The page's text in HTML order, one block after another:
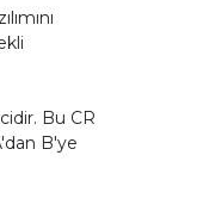
Bu CR
B'ye